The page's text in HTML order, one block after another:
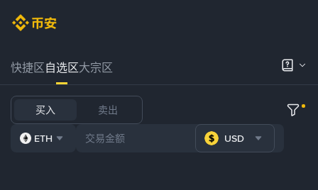
快捷区自选区大宗区
买入 卖出
ETH USD